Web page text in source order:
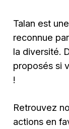
Talan est
reconnue
la diversité.
proposés si
!
Retrouvez
actions en